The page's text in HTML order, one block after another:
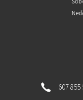
607 855